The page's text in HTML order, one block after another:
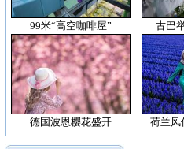
99米“高空咖啡屋” 古巴
德国波恩樱花盛开 荷兰风